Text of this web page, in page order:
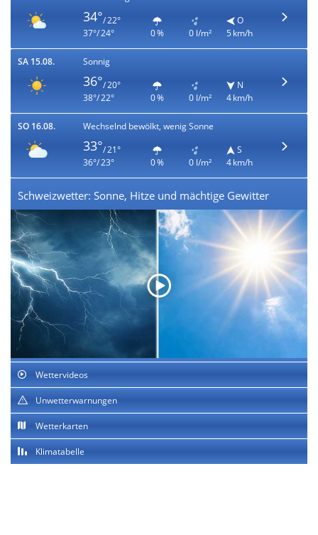
34°/ 22°
37°/ 24°
0 % 0 l/m²
O
5 km/h
SA 15.08. Sonnig
36°/ 20°
38°/ 22°
0 % 0 l/m²
N
4 km/h
SO 16.08. Wechselnd bewölkt, wenig Sonne
33°/ 21°
36°/ 23°
0 % 0 l/m²
S
4 km/h
Schweizwetter: Sonne, Hitze und mächtige Gewitter
Wettervideos
Unwetterwarnungen
Wetterkarten
Klimatabelle